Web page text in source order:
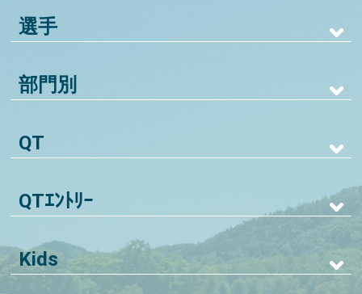
選手
部門別
QT
QTｴﾝﾄﾘｰ
Kids